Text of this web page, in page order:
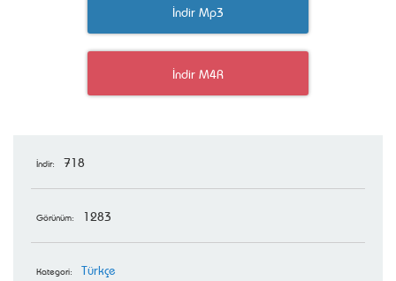
İndir Mp3
İndir M4R
İndir: 718
Görünüm: 1283
Kategori: Türkçe